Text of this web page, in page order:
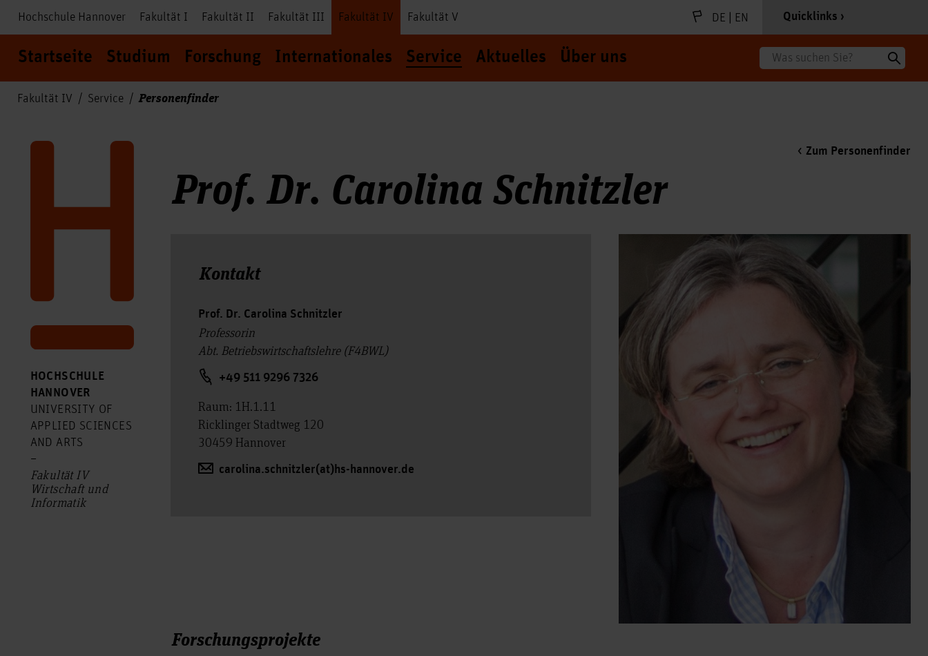
Hochschule Hannover Fakultät I Fakultät II Fakultät III Fakultät IV Fakultät V DE | EN Quicklinks
Startseite Studium Forschung Internationales Service Aktuelles Über uns Suche
Fakultät IV Service Personenfinder
HOCHSCHULE
HANNOVER
UNIVERSITY OF
APPLIED SCIENCES
AND ARTS
–
Fakultät IV
Wirtschaft und
Informatik
Zum Personenfinder
Prof. Dr. Carolina Schnitzler
Kontakt
Prof. Dr. Carolina Schnitzler
Professorin
Abt. Betriebswirtschaftslehre (F4BWL)
+49 511 9296 7326
Raum: 1H.1.11
Ricklinger Stadtweg 120
30459 Hannover
carolina.schnitzler(at)hs-hannover.de
Forschungsprojekte